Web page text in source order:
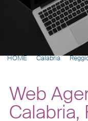
HOME Calabria
Web
Calabria,